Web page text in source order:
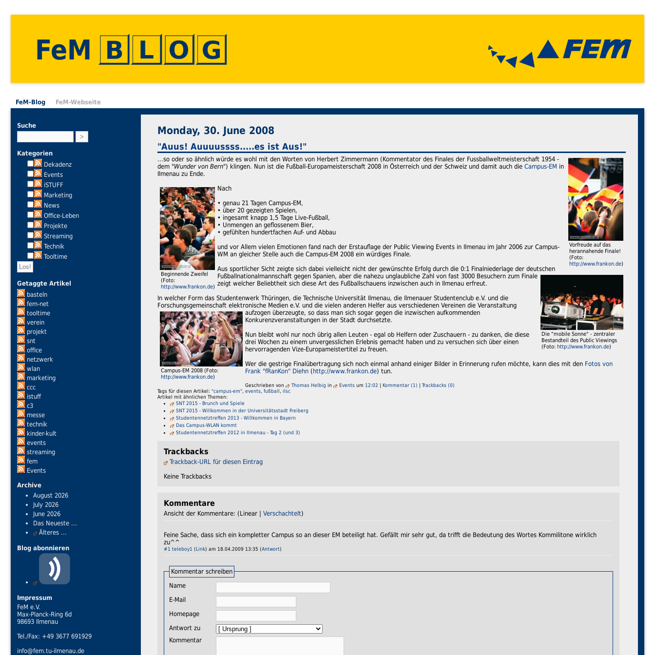
FeM
FeM-Blog FeM-Webseite
Suche
Kategorien
Dekadenz
Events
iSTUFF
Marketing
News
Office-Leben
Projekte
Streaming
Technik
Tooltime
Getaggte Artikel
basteln
fem-net
tooltime
verein
projekt
snt
office
netzwerk
wlan
marketing
ccc
istuff
c3
messe
technik
kinder-kult
events
streaming
fem
Events
Archive
August 2026
July 2026
June 2026
Das Neueste ...
Älteres ...
Blog abonnieren
Impressum
FeM e.V.
Max-Planck-Ring 6d
98693 Ilmenau
Tel./Fax: +49 3677 691929
info@fem.tu-ilmenau.de
Monday, 30. June 2008
"Auus! Auuuussss.....es ist Aus!"
Vorfreude auf das
herannahende Finale!
(Foto:
http://www.frankon.de)
...so oder so ähnlich würde es wohl mit den Worten von Herbert Zimmermann (Kommentator des Finales der Fussballweltmeisterschaft 1954 -
dem "Wunder von Bern") klingen. Nun ist die Fußball-Europameisterschaft 2008 in Österreich und der Schweiz und damit auch die Campus-EM in
Ilmenau zu Ende.
Beginnende Zweifel
(Foto:
http://www.frankon.de)
Nach
• genau 21 Tagen Campus-EM,
• über 20 gezeigten Spielen,
• ingesamt knapp 1,5 Tage Live-Fußball,
• Unmengen an geflossenem Bier,
• gefühlten hundertfachen Auf- und Abbau
und vor Allem vielen Emotionen fand nach der Erstauflage der Public Viewing Events in Ilmenau im Jahr 2006 zur Campus-
WM an gleicher Stelle auch die Campus-EM 2008 ein würdiges Finale.
Aus sportlicher Sicht zeigte sich dabei vielleicht nicht der gewünschte Erfolg durch die 0:1 Finalniederlage der deutschen
Fußballnationalmannschaft gegen Spanien, aber die nahezu
Die "mobile Sonne" - zentraler
Bestandteil des Public Viewings
(Foto: http://www.frankon.de)
unglaubliche Zahl von fast 3000 Besuchern zum Finale
zeigt welcher Beliebtheit sich diese Art des Fußballschauens inzwischen auch in Ilmenau erfreut.
In welcher Form das Studentenwerk Thüringen, die Technische Universität Ilmenau, die Ilmenauer Studentenclub e.V. und die
Forschungsgemeinschaft elektronische Medien e.V. und die vielen anderen Helfer aus verschiedenen Vereinen die Veranstaltung
Campus-EM 2008 (Foto:
http://www.frankon.de)
aufzogen überzeugte, so dass man sich sogar gegen die inzwischen aufkommenden
Konkurenzveranstaltungen in der Stadt durchsetzte.
Nun bleibt wohl nur noch übrig allen Leuten - egal ob Helfern oder Zuschauern - zu danken, die diese
drei Wochen zu einem unvergesslichen Erlebnis gemacht haben und zu versuchen sich über einen
hervorragenden Vize-Europameistertitel zu freuen.
Wer die gestrige Finalübertragung sich noch einmal anhand einiger Bilder in Erinnerung rufen möchte, kann dies mit den Fotos von
Frank "fRanKon" Diehn (http://www.frankon.de) tun.
Geschrieben von Thomas Helbig in Events um 12:02 | Kommentar (1) | Trackbacks (0)
Tags für diesen Artikel: "campus-em", events, fußball, ilsc
Artikel mit ähnlichen Themen:
SNT 2015 - Brunch und Spiele
SNT 2015 - Willkommen in der Universitätsstadt Freiberg
Studentennetztreffen 2013 - Willkommen in Bayern
Das Campus-WLAN kommt
Studentennetztreffen 2012 in Ilmenau - Tag 2 (und 3)
Trackbacks
Trackback-URL für diesen Eintrag
Keine Trackbacks
Kommentare
Ansicht der Kommentare: (Linear | Verschachtelt)
Feine Sache, dass sich ein kompletter Campus so an dieser EM beteiligt hat. Gefällt mir sehr gut, da trifft die Bedeutung des Wortes Kommilitone wirklich
zu^^
#1 teleboy1 (Link) am 18.04.2009 13:35 (Antwort)
Kommentar schreiben
Name
E-Mail
Homepage
Antwort zu
Kommentar